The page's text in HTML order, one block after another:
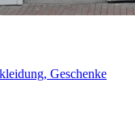
Geschenke